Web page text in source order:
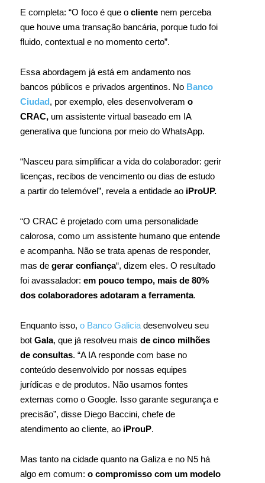
E completa: “O foco é que o cliente nem perceba
que houve uma transação bancária, porque tudo foi
fluido, contextual e no momento certo”.
Essa abordagem já está em andamento nos
bancos públicos e privados argentinos. No Banco
Ciudad, por exemplo, eles desenvolveram o
CRAC, um assistente virtual baseado em IA
generativa que funciona por meio do WhatsApp.
“Nasceu para simplificar a vida do colaborador: gerir
licenças, recibos de vencimento ou dias de estudo
a partir do telemóvel”, revela a entidade ao iProUP.
“O CRAC é projetado com uma personalidade
calorosa, como um assistente humano que entende
e acompanha. Não se trata apenas de responder,
mas de gerar confiança“, dizem eles. O resultado
foi avassalador: em pouco tempo, mais de 80%
dos colaboradores adotaram a ferramenta.
Enquanto isso, o Banco Galicia desenvolveu seu
bot Gala, que já resolveu mais de cinco milhões
de consultas. “A IA responde com base no
conteúdo desenvolvido por nossas equipes
jurídicas e de produtos. Não usamos fontes
externas como o Google. Isso garante segurança e
precisão”, disse Diego Baccini, chefe de
atendimento ao cliente, ao iProuP.
Mas tanto na cidade quanto na Galiza e no N5 há
algo em comum: o compromisso com um modelo